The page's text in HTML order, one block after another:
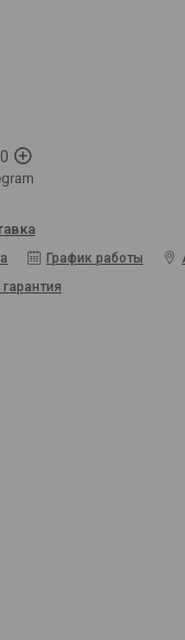
График работы